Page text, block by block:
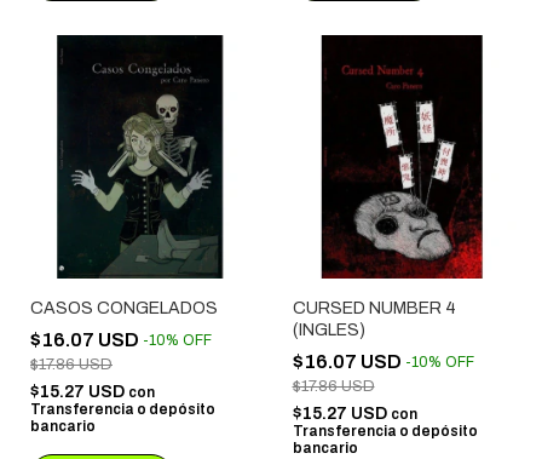
CASOS CONGELADOS
$16.07 USD -10% OFF
$17.86 USD
$15.27 USD con
Transferencia o depósito
bancario
CURSED NUMBER 4
(INGLES)
$16.07 USD -10% OFF
$17.86 USD
$15.27 USD con
Transferencia o depósito
bancario